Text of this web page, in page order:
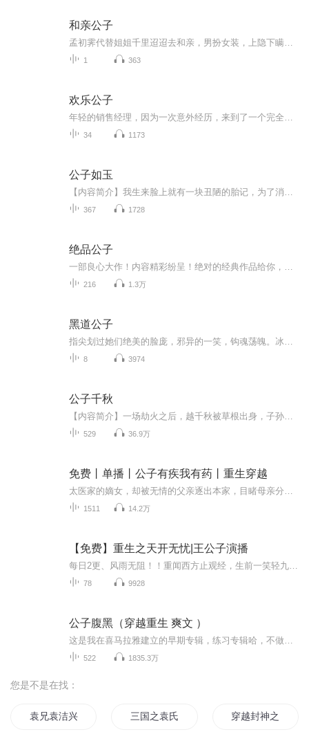
和亲公子
1 363
欢乐公子
34 1173
公子如玉
367 1728
绝品公子
216 1.3万
黑道公子
8 3974
公子千秋
529 36.9万
免费丨单播丨公子有疾我有药丨重生穿越
1511 14.2万
【免费】重生之天开无忧|王公子演播
78 9928
公子腹黑（穿越重生 爽文 ）
522 1835.3万
您是不是在找：
袁兄袁洁兴逆天记 三国之袁氏败家子 穿越封神之我为